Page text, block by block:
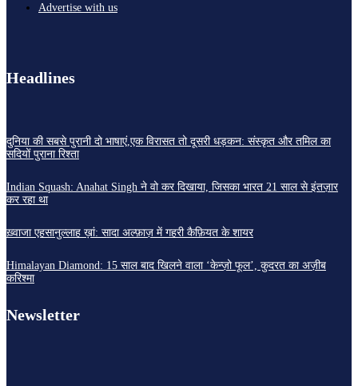
Advertise with us
Headlines
दुनिया की सबसे पुरानी दो भाषाएं,एक विरासत तो दूसरी धड़कन: संस्कृत और तमिल का
सदियों पुराना रिश्ता
Indian Squash: Anahat Singh ने वो कर दिखाया, जिसका भारत 21 साल से इंतज़ार
कर रहा था
ख़्वाजा एहसानुल्लाह ख़ां: सादा अल्फ़ाज़ में गहरी कैफ़ियत के शायर
Himalayan Diamond: 15 साल बाद खिलने वाला ‘केन्ज़ो फूल’, कुदरत का अज़ीब
करिश्मा
Newsletter